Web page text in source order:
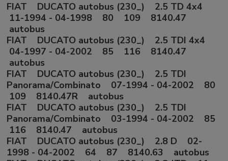
FIAT DUCATO autobus (230_) 2.5 TD 4x4
11-1994 - 04-1998 80 109 8140.47
autobus
FIAT DUCATO autobus (230_) 2.5 TDI 4x4
04-1997 - 04-2002 85 116 8140.47
autobus
FIAT DUCATO autobus (230_) 2.5 TDI
Panorama/Combinato 07-1994 - 04-2002 80
109 8140.47R autobus
FIAT DUCATO autobus (230_) 2.5 TDI
Panorama/Combinato 03-1994 - 04-2002 85
116 8140.47 autobus
FIAT DUCATO autobus (230_) 2.8 D 02-
1998 - 04-2002 64 87 8140.63 autobus